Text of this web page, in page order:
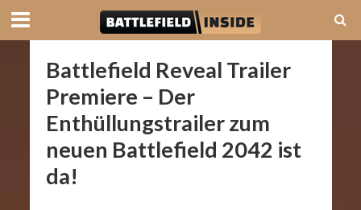
Battlefield Reveal Trailer
Premiere – Der
Enthüllungstrailer zum
neuen Battlefield 2042 ist
da!